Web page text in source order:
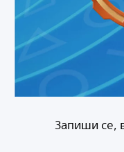
Запиши се,